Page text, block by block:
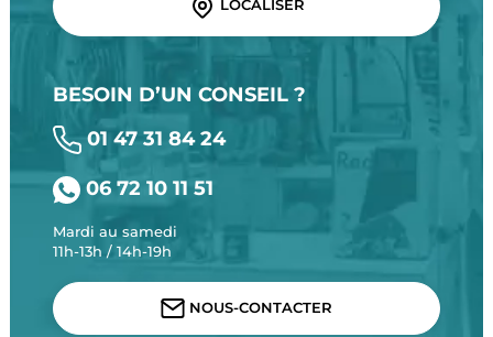
LOCALISER
BESOIN D’UN CONSEIL ?
01 47 31 84 24
06 72 10 11 51
Mardi au samedi
11h-13h / 14h-19h
NOUS-CONTACTER